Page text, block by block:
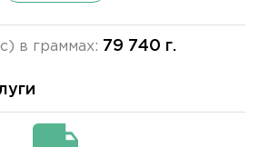
в граммах: 79 740 г.